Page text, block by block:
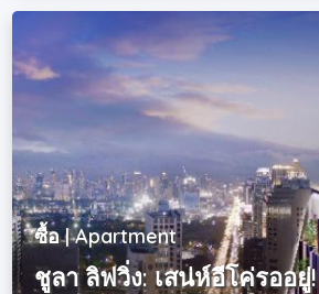
ซื้อ | Apartment
ชูลา ลิฟวิ่ง: เสน่ห์อีโค่รออยู่!